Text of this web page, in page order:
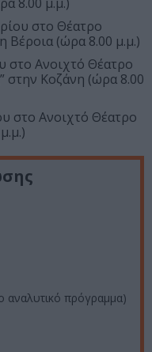
στο Θέατρο
(ώρα 8.00 μ.μ.)
στο Ανοιχτό Θέατρο
Κοζάνη (ώρα 8.00
στο Ανοιχτό Θέατρο
αναλυτικό πρόγραμμα)